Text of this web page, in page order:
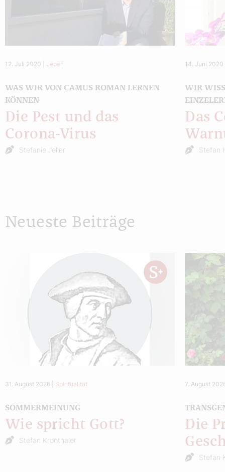
12. Juli 2020 Leben
WAS WIR VON CAMUS ROMAN LERNEN
KÖNNEN
Die Pest und das
Corona-Virus
Stefanie Jeller
14. Juni 2020
WIR
Das
Stefan
Neueste Beiträge
31. August 2026 Spiritualität
SOMMERMEINUNG
Wie spricht Gott?
Stefan Kronthaler
7. August
Die
Stefan